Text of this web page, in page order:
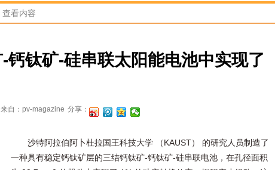
查看内容
钙钛矿-硅串联太阳能电池中实现了
来自：pv-magazine 分享：
沙特阿拉伯阿卜杜拉国王科技大学 （KAUST） 的研究人员制造了
一种具有稳定钙钛矿层的三结钙钛矿-钙钛矿-硅串联电池，在孔径面积